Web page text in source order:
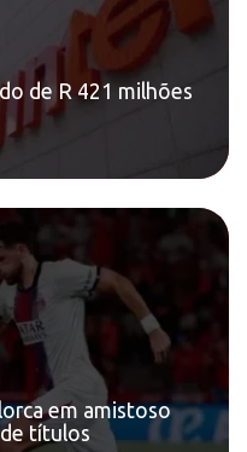
de R 421 milhões
em amistoso
títulos